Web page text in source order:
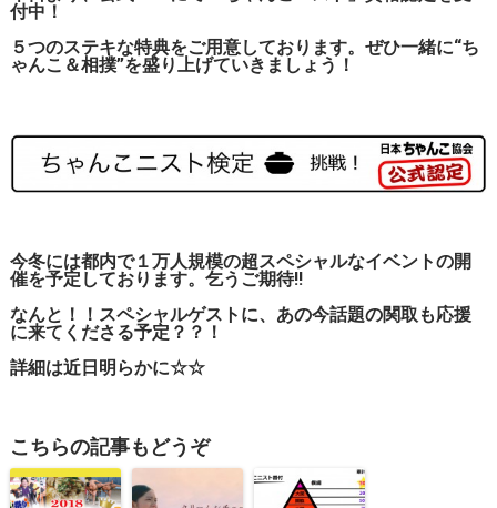
付中！
５つのステキな特典をご用意しております。ぜひ一緒に“ち
ゃんこ＆相撲”を盛り上げていきましょう！
今冬には都内で１万人規模の超スペシャルなイベントの開
催を予定しております。乞うご期待!!
なんと！！スペシャルゲストに、あの今話題の関取も応援
に来てくださる予定？？！
詳細は近日明らかに☆☆
こちらの記事もどうぞ